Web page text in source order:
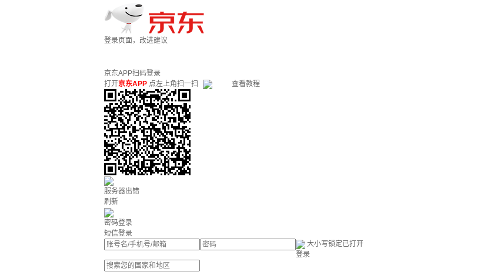
登录页面，改进建议
京东APP扫码登录
打开京东APP 点左上角扫一扫 查看教程
服务器出错
刷新
密码登录
短信登录
大小写锁定已打开
登录